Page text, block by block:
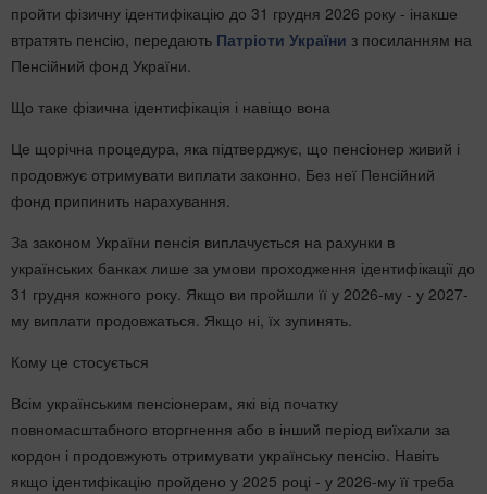
пройти фізичну ідентифікацію до 31 грудня 2026 року - інакше
втратять пенсію, передають Патріоти України з посиланням на
Пенсійний фонд України.
Що таке фізична ідентифікація і навіщо вона
Це щорічна процедура, яка підтверджує, що пенсіонер живий і
продовжує отримувати виплати законно. Без неї Пенсійний
фонд припинить нарахування.
За законом України пенсія виплачується на рахунки в
українських банках лише за умови проходження ідентифікації до
31 грудня кожного року. Якщо ви пройшли її у 2026-му - у 2027-
му виплати продовжаться. Якщо ні, їх зупинять.
Кому це стосується
Всім українським пенсіонерам, які від початку
повномасштабного вторгнення або в інший період виїхали за
кордон і продовжують отримувати українську пенсію. Навіть
якщо ідентифікацію пройдено у 2025 році - у 2026-му її треба